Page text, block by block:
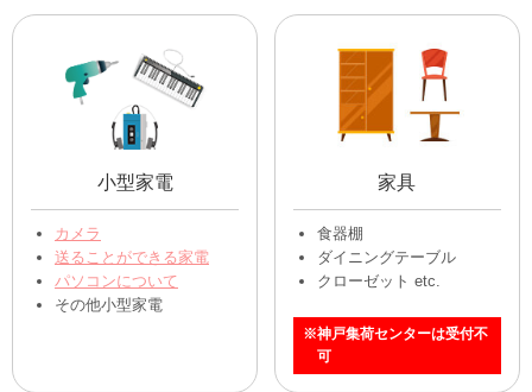
小型家電
カメラ
送ることができる家電
パソコンについて
その他小型家電
家具
食器棚
ダイニングテーブル
クローゼット etc.
※神戸集荷センターは受付不
可